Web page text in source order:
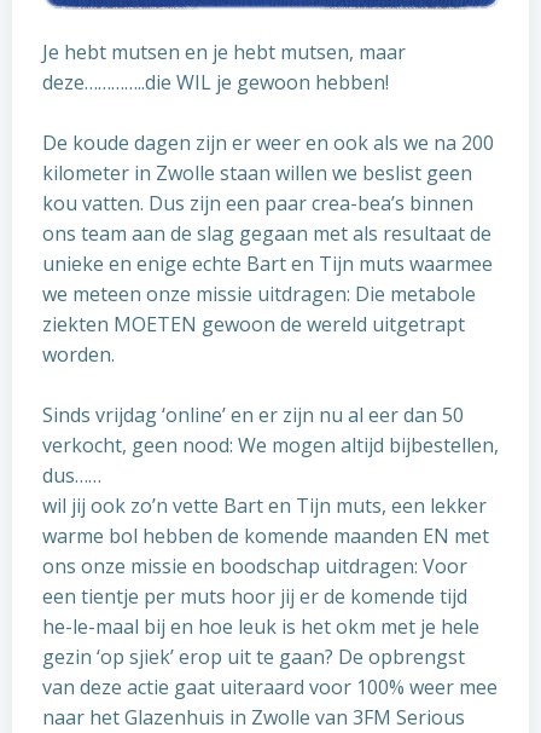
Je hebt mutsen en je hebt mutsen, maar
deze…………..die WIL je gewoon hebben!
De koude dagen zijn er weer en ook als we na 200
kilometer in Zwolle staan willen we beslist geen
kou vatten. Dus zijn een paar crea-bea’s binnen
ons team aan de slag gegaan met als resultaat de
unieke en enige echte Bart en Tijn muts waarmee
we meteen onze missie uitdragen: Die metabole
ziekten MOETEN gewoon de wereld uitgetrapt
worden.
Sinds vrijdag ‘online’ en er zijn nu al eer dan 50
verkocht, geen nood: We mogen altijd bijbestellen,
dus……
wil jij ook zo’n vette Bart en Tijn muts, een lekker
warme bol hebben de komende maanden EN met
ons onze missie en boodschap uitdragen: Voor
een tientje per muts hoor jij er de komende tijd
he-le-maal bij en hoe leuk is het okm met je hele
gezin ‘op sjiek’ erop uit te gaan? De opbrengst
van deze actie gaat uiteraard voor 100% weer mee
naar het Glazenhuis in Zwolle van 3FM Serious